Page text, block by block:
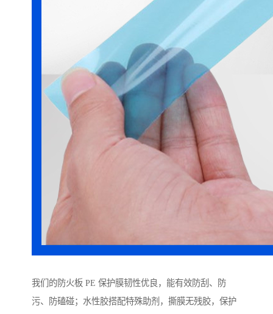
我们的防火板 PE 保护膜韧性优良，能有效防刮、防
污、防磕碰；水性胶搭配特殊助剂，撕膜无残胶，保护